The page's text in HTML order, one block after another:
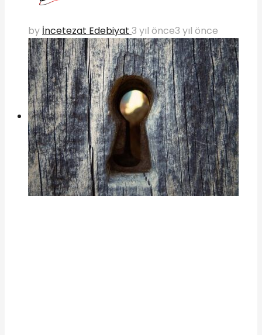
by İncetezat Edebiyat 3 yıl önce3 yıl önce